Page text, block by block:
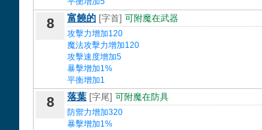
8 富饒的 [字首] 可附魔在武器
攻擊力增加120
魔法攻擊力增加120
攻擊速度增加5
暴擊增加1%
平衡增加1
8 落葉 [字尾] 可附魔在防具
防禦力增加320
暴擊增加1%